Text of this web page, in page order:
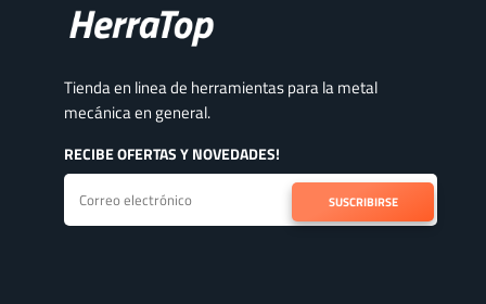
Tienda en linea de herramientas para la metal
mecánica en general.
RECIBE OFERTAS Y NOVEDADES!
SUSCRIBIRSE